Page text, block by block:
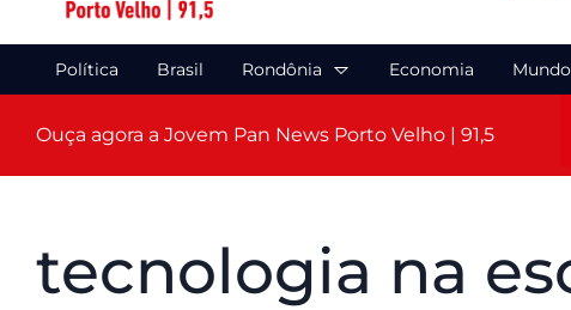
Política Brasil Rondônia Economia Mundo
Ouça agora a Jovem Pan News Porto Velho | 91,5
tecnologia na